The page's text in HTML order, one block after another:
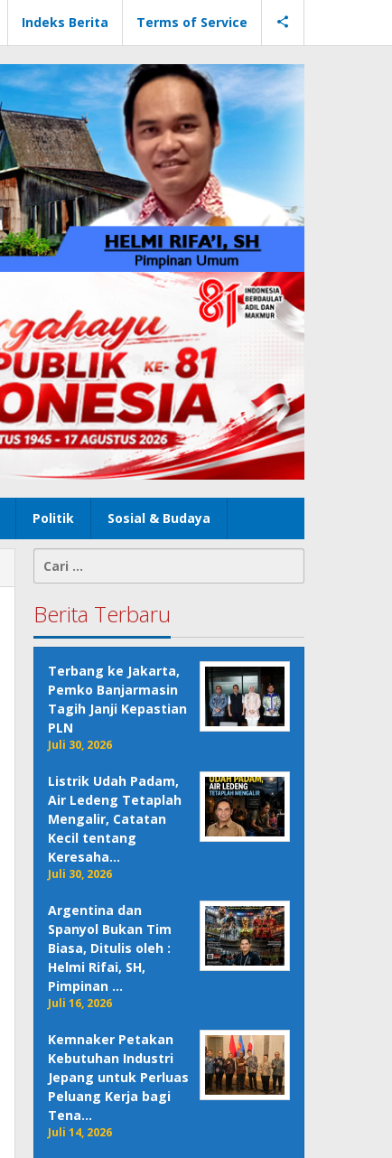
Indeks Berita Terms of Service
Politik Sosial & Budaya
untuk:
Berita Terbaru
Terbang ke Jakarta,
Pemko Banjarmasin
Tagih Janji Kepastian
PLN
Juli 30, 2026
Listrik Udah Padam,
Air Ledeng Tetaplah
Mengalir, Catatan
Kecil tentang
Keresaha…
Juli 30, 2026
Argentina dan
Spanyol Bukan Tim
Biasa, Ditulis oleh :
Helmi Rifai, SH,
Pimpinan …
Juli 16, 2026
Kemnaker Petakan
Kebutuhan Industri
Jepang untuk Perluas
Peluang Kerja bagi
Tena…
Juli 14, 2026